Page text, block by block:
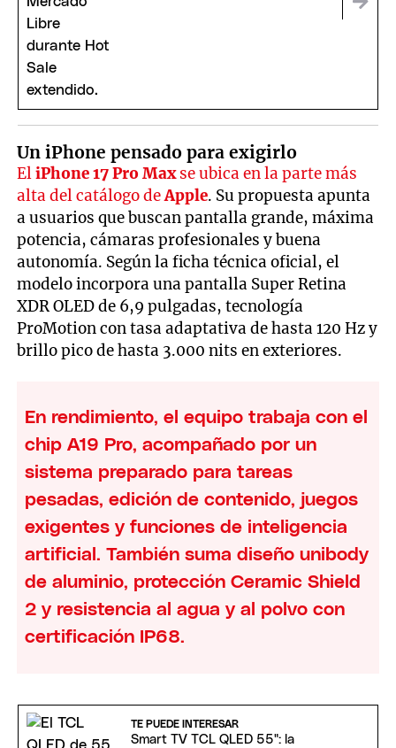
Un iPhone pensado para exigirlo
EliPhone 17 Pro Maxse ubica en la parte más
alta del catálogo deApple. Su propuesta apunta
a usuarios que buscan pantalla grande, máxima
potencia, cámaras profesionales y buena
autonomía. Según la ficha técnica oficial, el
modelo incorpora una pantalla Super Retina
XDR OLED de 6,9 pulgadas, tecnología
ProMotion con tasa adaptativa de hasta 120 Hz y
brillo pico de hasta 3.000 nits en exteriores.
En rendimiento, el equipo trabaja con el
chip A19 Pro, acompañado por un
sistema preparado para tareas
pesadas, edición de contenido, juegos
exigentes y funciones de inteligencia
artificial. También suma diseño unibody
de aluminio, protección Ceramic Shield
2 y resistencia al agua y al polvo con
certificación IP68.
TE PUEDE INTERESAR
Smart TV TCL QLED 55": la